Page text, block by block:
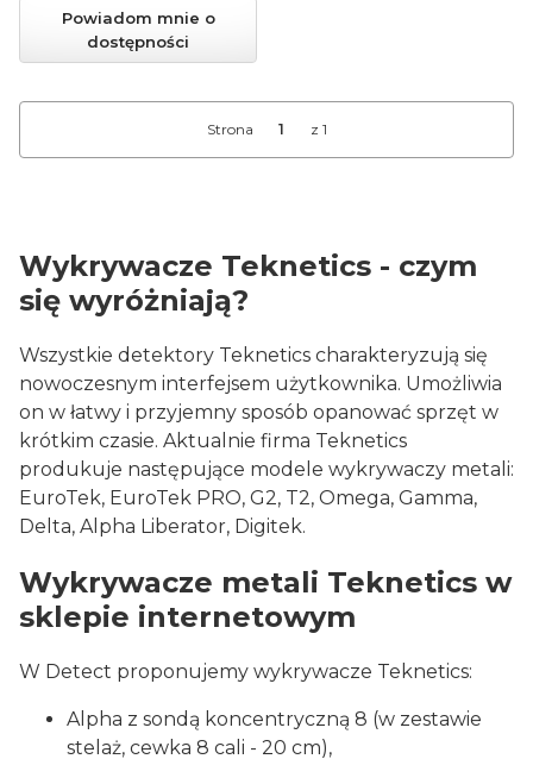
Powiadom mnie o
dostępności
Strona z 1
Wykrywacze Teknetics - czym
się wyróżniają?
Wszystkie detektory Teknetics charakteryzują się
nowoczesnym interfejsem użytkownika. Umożliwia
on w łatwy i przyjemny sposób opanować sprzęt w
krótkim czasie. Aktualnie firma Teknetics
produkuje następujące modele wykrywaczy metali:
EuroTek, EuroTek PRO, G2, T2, Omega, Gamma,
Delta, Alpha Liberator, Digitek.
Wykrywacze metali Teknetics w
sklepie internetowym
W Detect proponujemy wykrywacze Teknetics:
Alpha z sondą koncentryczną 8 (w zestawie
stelaż, cewka 8 cali - 20 cm),